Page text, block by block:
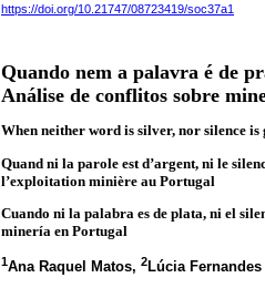
https://doi.org/10.21747/08723419/soc37a1
Quando nem a palavra é de
Análise de conflitos sobre
When neither word is silver, nor silence
Quand ni la parole est d’argent, ni le
l’exploitation minière au Portugal
Cuando ni la palabra es de plata, ni el
minería en Portugal
1Ana Raquel Matos, 2Lúcia Fernandes